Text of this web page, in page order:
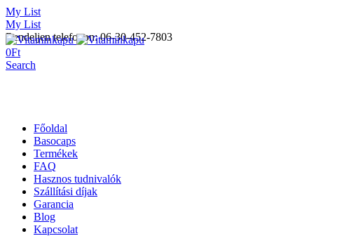
My List
My List
Rendeljen telefonon: 06-30-452-7803
0Ft
Search
Főoldal
Basocaps
Termékek
FAQ
Hasznos tudnivalók
Szállítási díjak
Garancia
Blog
Kapcsolat